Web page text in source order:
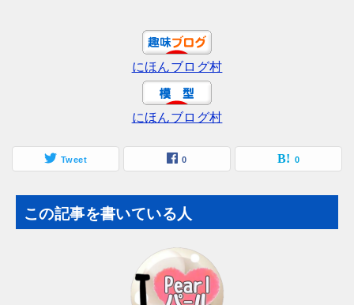
にほんブログ村
にほんブログ村
Tweet 0 0
この記事を書いている人